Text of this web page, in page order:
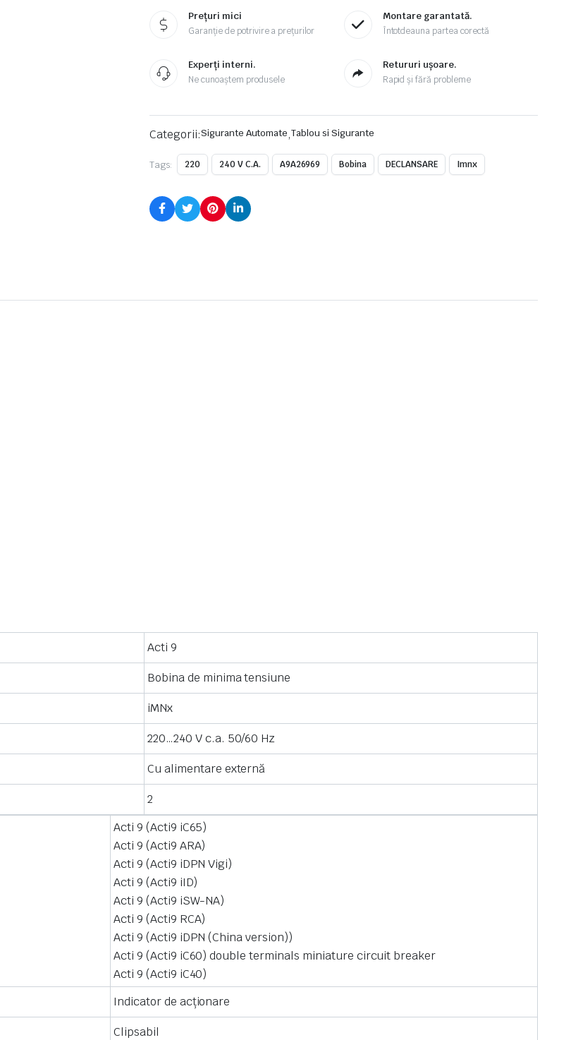
quantity
Prețuri mici
Garanție de potrivire a prețurilor
Montare garantată.
Întotdeauna partea corectă
Experți interni.
Ne cunoaștem produsele
Retururi ușoare.
Rapid și fără probleme
Categorii:Sigurante Automate,Tablou si Sigurante
Tags: 220 240 V C.A. A9A26969 Bobina DECLANSARE Imnx
Acti 9
Bobina de minima tensiune
iMNx
220…240 V c.a. 50/60 Hz
Cu alimentare externă
2
Acti 9 (Acti9 iC65)
Acti 9 (Acti9 ARA)
Acti 9 (Acti9 iDPN Vigi)
Acti 9 (Acti9 iID)
Acti 9 (Acti9 iSW-NA)
Acti 9 (Acti9 RCA)
Acti 9 (Acti9 iDPN (China version))
Acti 9 (Acti9 iC60) double terminals miniature circuit breaker
Acti 9 (Acti9 iC40)
Indicator de acţionare
Clipsabil